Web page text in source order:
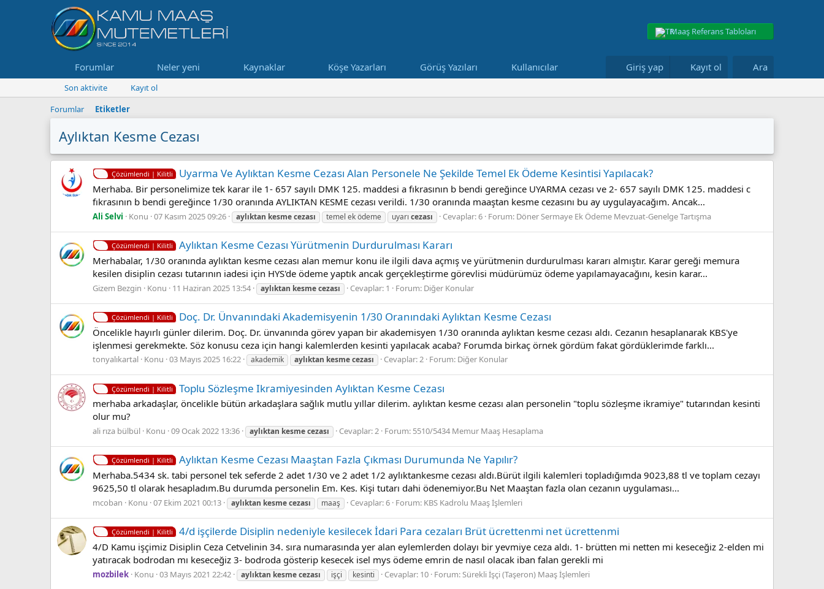
Maaş Referans Tabloları
Forumlar Neler yeni Kaynaklar Köşe Yazarları Görüş Yazıları Kullanıcılar Giriş yap Kayıt ol Ara
Son aktivite
Kayıt ol
Forumlar
Etiketler
Aylıktan Kesme Cezası
Çözümlendi | Kilitli Uyarma Ve Aylıktan Kesme Cezası Alan Personele Ne Şekilde Temel Ek Ödeme Kesintisi Yapılacak?
Merhaba. Bir personelimize tek karar ile 1- 657 sayılı DMK 125. maddesi a fıkrasının b bendi gereğince UYARMA cezası ve 2- 657 sayılı DMK 125. maddesi c
fıkrasının b bendi gereğince 1/30 oranında AYLIKTAN KESME cezası verildi. 1/30 oranında maaştan kesme cezasını bu ay uygulayacağım. Ancak...
Ali Selvi Konu 07 Kasım 2025 09:26 aylıktan kesmecezası temel ek ödeme uyarı cezası Cevaplar: 6 Forum: Döner Sermaye Ek Ödeme Mevzuat-Genelge Tartışma
Çözümlendi | Kilitli Aylıktan Kesme Cezası Yürütmenin Durdurulması Kararı
Merhabalar, 1/30 oranında aylıktan kesme cezası alan memur konu ile ilgili dava açmış ve yürütmenin durdurulması kararı almıştır. Karar gereği memura
kesilen disiplin cezası tutarının iadesi için HYS'de ödeme yaptık ancak gerçekleştirme görevlisi müdürümüz ödeme yapılamayacağını, kesin karar...
Gizem Bezgin Konu 11 Haziran 2025 13:54 aylıktan kesmecezası Cevaplar: 1 Forum: Diğer Konular
Çözümlendi | Kilitli Doç. Dr. Ünvanındaki Akademisyenin 1/30 Oranındaki Aylıktan Kesme Cezası
Öncelikle hayırlı günler dilerim. Doç. Dr. ünvanında görev yapan bir akademisyen 1/30 oranında aylıktan kesme cezası aldı. Cezanın hesaplanarak KBS'ye
işlenmesi gerekmekte. Söz konusu ceza için hangi kalemlerden kesinti yapılacak acaba? Forumda birkaç örnek gördüm fakat gördüklerimde farklı...
tonyalıkartal Konu 03 Mayıs 2025 16:22 akademik aylıktan kesmecezası Cevaplar: 2 Forum: Diğer Konular
Çözümlendi | Kilitli Toplu Sözleşme Ikramiyesinden Aylıktan Kesme Cezası
merhaba arkadaşlar, öncelikle bütün arkadaşlara sağlık mutlu yıllar dilerim. aylıktan kesme cezası alan personelin "toplu sözleşme ikramiye" tutarından kesinti
olur mu?
ali rıza bülbül Konu 09 Ocak 2022 13:36 aylıktan kesmecezası Cevaplar: 2 Forum: 5510/5434 Memur Maaş Hesaplama
Çözümlendi | Kilitli Aylıktan Kesme Cezası Maaştan Fazla Çıkması Durumunda Ne Yapılır?
Merhaba.5434 sk. tabi personel tek seferde 2 adet 1/30 ve 2 adet 1/2 aylıktankesme cezası aldı.Bürüt ilgili kalemleri topladığımda 9023,88 tl ve toplam cezayı
9625,50 tl olarak hesapladım.Bu durumda personelin Em. Kes. Kişi tutarı dahi ödenemiyor.Bu Net Maaştan fazla olan cezanın uygulaması...
mcoban Konu 07 Ekim 2021 00:13 aylıktan kesmecezası maaş Cevaplar: 6 Forum: KBS Kadrolu Maaş İşlemleri
Çözümlendi | Kilitli 4/d işçilerde Disiplin nedeniyle kesilecek İdari Para cezaları Brüt ücrettenmi net ücrettenmi
4/D Kamu işçimiz Disiplin Ceza Cetvelinin 34. sıra numarasında yer alan eylemlerden dolayı bir yevmiye ceza aldı. 1- brütten mi netten mi keseceğiz 2-elden mi
yatıracak bodrodan mı keseceğiz 3- bodroda gösterip kesecek isel mys ödeme emrin de nasıl olacak iban falan gerekli mi
mozbilek Konu 03 Mayıs 2021 22:42 aylıktan kesmecezası işçi kesinti Cevaplar: 10 Forum:Sürekli İşçi (Taşeron) Maaş İşlemleri